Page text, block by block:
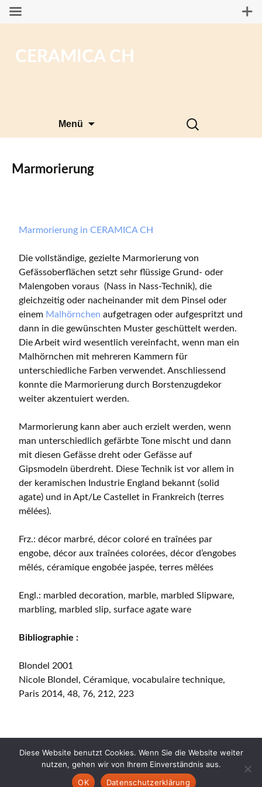
CERAMICA CH
Menü
Suchen
nach:
Marmorierung
Marmorierung in CERAMICA CH
Die vollständige, gezielte Marmorierung von
Gefässoberflächen setzt sehr flüssige Grund- oder
Malengoben voraus (Nass in Nass-Technik), die
gleichzeitig oder nacheinander mit dem Pinsel oder
einem Malhörnchen aufgetragen oder aufgespritzt und
dann in die gewünschten Muster geschüttelt werden.
Die Arbeit wird wesentlich vereinfacht, wenn man ein
Malhörnchen mit mehreren Kammern für
unterschiedliche Farben verwendet. Anschliessend
konnte die Marmorierung durch Borstenzugdekor
weiter akzentuiert werden.
Marmorierung kann aber auch erzielt werden, wenn
man unterschiedlich gefärbte Tone mischt und dann
mit diesen Gefässe dreht oder Gefässe auf
Gipsmodeln überdreht. Diese Technik ist vor allem in
der keramischen Industrie England bekannt (solid
agate) und in Apt/Le Castellet in Frankreich (terres
mêlées).
Frz.: décor marbré, décor coloré en traînées par
engobe, décor aux traînées colorées, décor d’engobes
mêlés, céramique engobée jaspée, terres mêlées
Engl.: marbled decoration, marble, marbled Slipware,
marbling, marbled slip, surface agate ware
Bibliographie :
Blondel 2001
Nicole Blondel, Céramique, vocabulaire technique,
Paris 2014, 48, 76, 212, 223
Copyright © 2026 CERAMICA CH. All Rights Reserved.
Diese Website benutzt Cookies. Wenn Sie die Website weiter
nutzen, gehen wir von Ihrem Einverständnis aus.
OK
Datenschutzerklärung